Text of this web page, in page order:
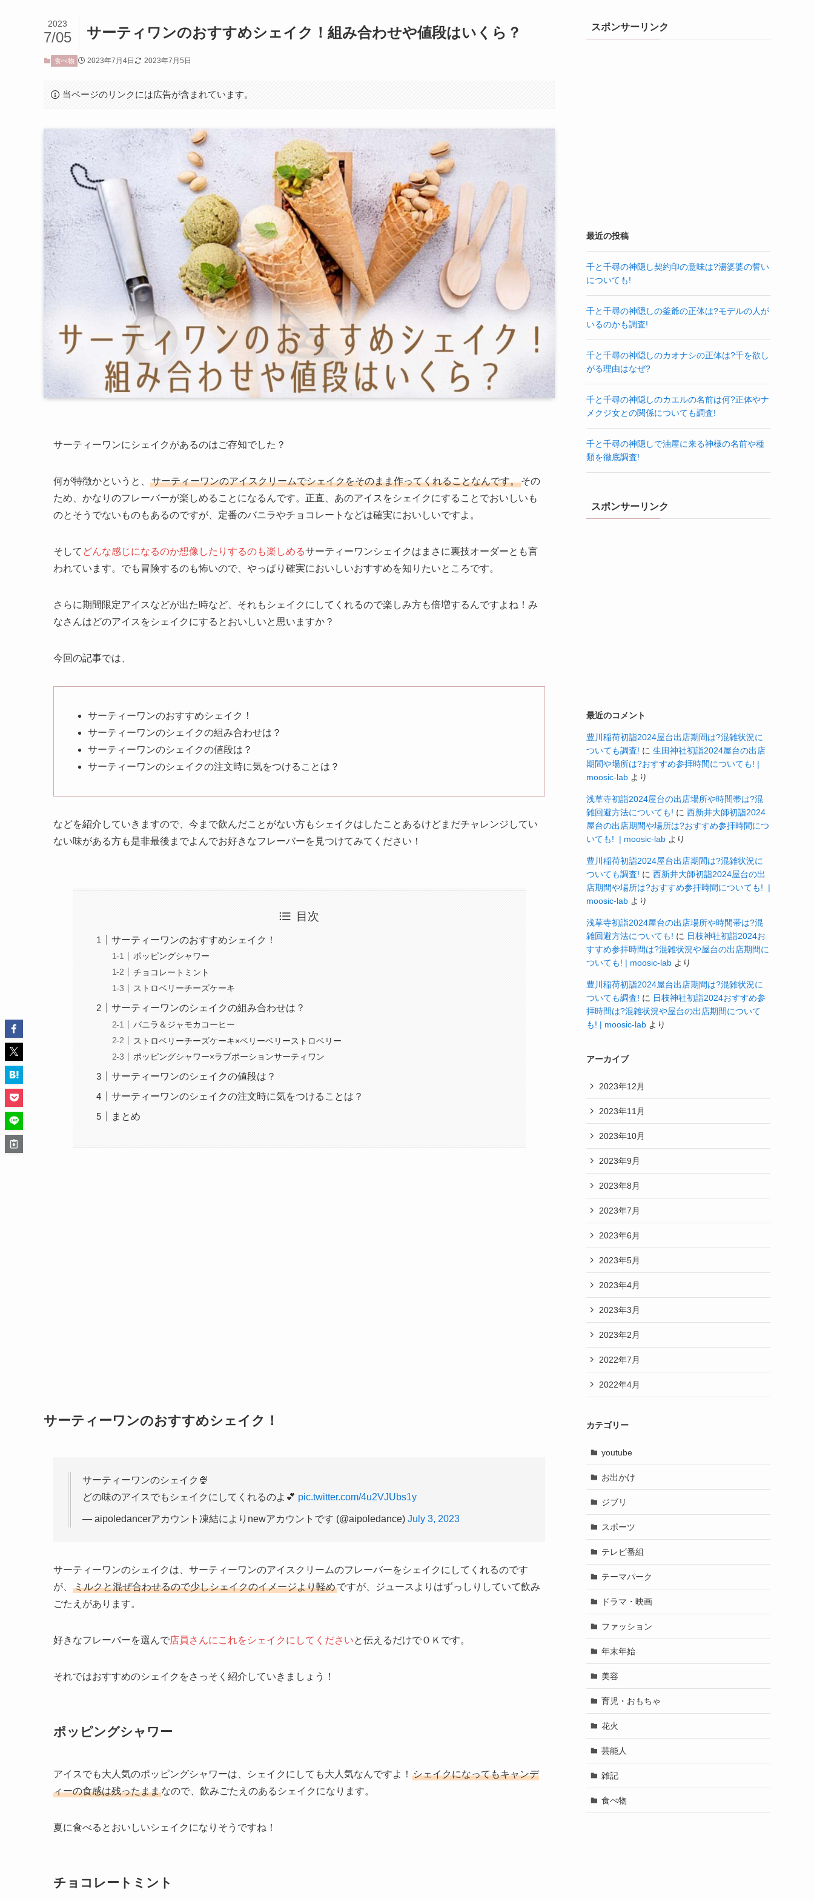
サーティワンのおすすめシェイク！組み合わせや値段はいくら？
2023
7/05
食べ物 2023年7月4日 2023年7月5日
当ページのリンクには広告が含まれています。
サーティーワンにシェイクがあるのはご存知でした？
何が特徴かというと、 サーティーワンのアイスクリームでシェイクをそのまま作ってくれることなんです。その
ため、かなりのフレーバーが楽しめることになるんです。正直、あのアイスをシェイクにすることでおいしいも
のとそうでないものもあるのですが、定番のバニラやチョコレートなどは確実においしいですよ。
そして どんな感じになるのか想像したりするのも楽しめるサーティーワンシェイクはまさに裏技オーダーとも言
われています。でも冒険するのも怖いので、やっぱり確実においしいおすすめを知りたいところです。
さらに期間限定アイスなどが出た時など、それもシェイクにしてくれるので楽しみ方も倍増するんですよね！み
なさんはどのアイスをシェイクにするとおいしいと思いますか？
今回の記事では、
サーティーワンのおすすめシェイク！
サーティーワンのシェイクの組み合わせは？
サーティーワンのシェイクの値段は？
サーティーワンのシェイクの注文時に気をつけることは？
などを紹介していきますので、今まで飲んだことがない方もシェイクはしたことあるけどまだチャレンジしてい
ない味がある方も是非最後までよんでお好きなフレーバーを見つけてみてください！
目次
サーティーワンのおすすめシェイク！
ポッピングシャワー
チョコレートミント
ストロベリーチーズケーキ
サーティーワンのシェイクの組み合わせは？
バニラ＆ジャモカコーヒー
ストロベリーチーズケーキ×ベリーベリーストロベリー
ポッピングシャワー×ラブポーションサーティワン
サーティーワンのシェイクの値段は？
サーティーワンのシェイクの注文時に気をつけることは？
まとめ
サーティーワンのおすすめシェイク！
サーティーワンのシェイク🍨
どの味のアイスでもシェイクにしてくれるのよ💕 pic.twitter.com/4u2VJUbs1y
— aipoledancerアカウント凍結によりnewアカウントです (@aipoledance) July 3, 2023
サーティーワンのシェイクは、サーティーワンのアイスクリームのフレーバーをシェイクにしてくれるのです
が、
ミルクと混ぜ合わせるので少しシェイクのイメージより軽めですが、ジュースよりはずっしりしていて飲み
ごたえがあります。
好きなフレーバーを選んで店員さんにこれをシェイクにしてくださいと伝えるだけでＯＫです。
それではおすすめのシェイクをさっそく紹介していきましょう！
ポッピングシャワー
アイスでも大人気のポッピングシャワーは、シェイクにしても大人気なんですよ！ シェイクになってもキャンデ
ィーの食感は残ったままなので、飲みごたえのあるシェイクになります。
夏に食べるとおいしいシェイクになりそうですね！
チョコレートミント
スポンサーリンク
最近の投稿
千と千尋の神隠し契約印の意味は?湯婆婆の誓い
についても!
千と千尋の神隠しの釜爺の正体は?モデルの人が
いるのかも調査!
千と千尋の神隠しのカオナシの正体は?千を欲し
がる理由はなぜ?
千と千尋の神隠しのカエルの名前は何?正体やナ
メクジ女との関係についても調査!
千と千尋の神隠しで油屋に来る神様の名前や種
類を徹底調査!
スポンサーリンク
最近のコメント
豊川稲荷初詣2024屋台出店期間は?混雑状況に
ついても調査! に 生田神社初詣2024屋台の出店
期間や場所は?おすすめ参拝時間についても! |
moosic-lab より
浅草寺初詣2024屋台の出店場所や時間帯は?混
雑回避方法についても! に 西新井大師初詣2024
屋台の出店期間や場所は?おすすめ参拝時間につ
いても! | moosic-lab より
豊川稲荷初詣2024屋台出店期間は?混雑状況に
ついても調査! に 西新井大師初詣2024屋台の出
店期間や場所は?おすすめ参拝時間についても! |
moosic-lab より
浅草寺初詣2024屋台の出店場所や時間帯は?混
雑回避方法についても! に 日枝神社初詣2024お
すすめ参拝時間は?混雑状況や屋台の出店期間に
ついても! | moosic-lab より
豊川稲荷初詣2024屋台出店期間は?混雑状況に
ついても調査! に 日枝神社初詣2024おすすめ参
拝時間は?混雑状況や屋台の出店期間について
も! | moosic-lab より
アーカイブ
2023年12月
2023年11月
2023年10月
2023年9月
2023年8月
2023年7月
2023年6月
2023年5月
2023年4月
2023年3月
2023年2月
2022年7月
2022年4月
カテゴリー
youtube
お出かけ
ジブリ
スポーツ
テレビ番組
テーマパーク
ドラマ・映画
ファッション
年末年始
美容
育児・おもちゃ
花火
芸能人
雑記
食べ物